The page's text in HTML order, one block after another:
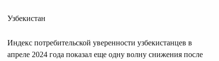
Узбекистан
Индекс потребительской уверенности узбекистанцев в
апреле 2024 года показал еще одну волну снижения после